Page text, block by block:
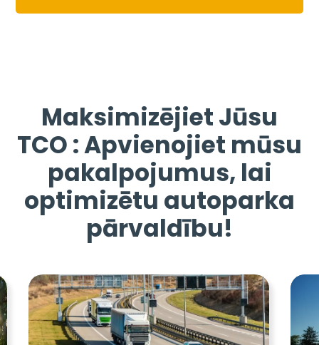
Maksimizējiet Jūsu
TCO : Apvienojiet mūsu
pakalpojumus, lai
optimizētu autoparka
pārvaldību!